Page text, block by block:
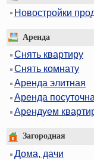
Новостройки
Аренда
Снять квартиру
Снять комнату
Аренда элитная
Аренда
Арендуем
Загородная
Дома, дачи